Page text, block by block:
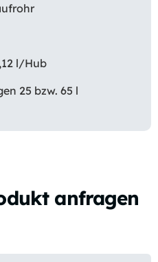
l/Hub
25 bzw. 65 l
anfragen